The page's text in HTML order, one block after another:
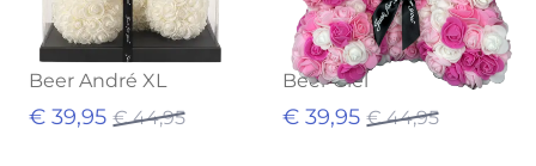
Beer André XL
€ 39,95 € 44,95
Beer Giel
€ 39,95 € 44,95